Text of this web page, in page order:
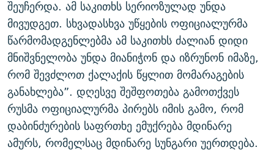
შეუჩერდა. ამ საკითხს სერიოზულად უნდა
მივუდგეთ. სხვადასხვა უწყების ოფიციალურმა
წარმომადგენლებმა ამ საკითხს ძალიან დიდი
მნიშვნელობა უნდა მიანიჭონ და იზრუნონ იმაზე,
რომ შევძლოთ ქალაქის წყლით მომარაგების
განახლება”. დღესვე შეშფოთება გამოთქვეს
რუსმა ოფიციალურმა პირებს იმის გამო, რომ
დაბინძურების საფრთხე ემუქრება მდინარე
ამურს, რომელსაც მდინარე სუნგარი უერთდება.